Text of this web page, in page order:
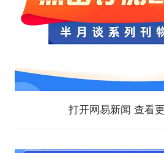
打开网易新闻 查看